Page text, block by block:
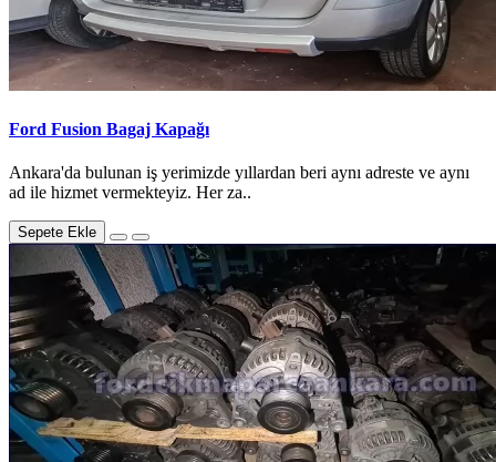
Ford Fusion Bagaj Kapağı
Ankara'da bulunan iş yerimizde yıllardan beri aynı adreste ve aynı
ad ile hizmet vermekteyiz. Her za..
Sepete Ekle